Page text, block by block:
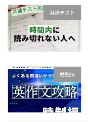
共通テスト
勉強法